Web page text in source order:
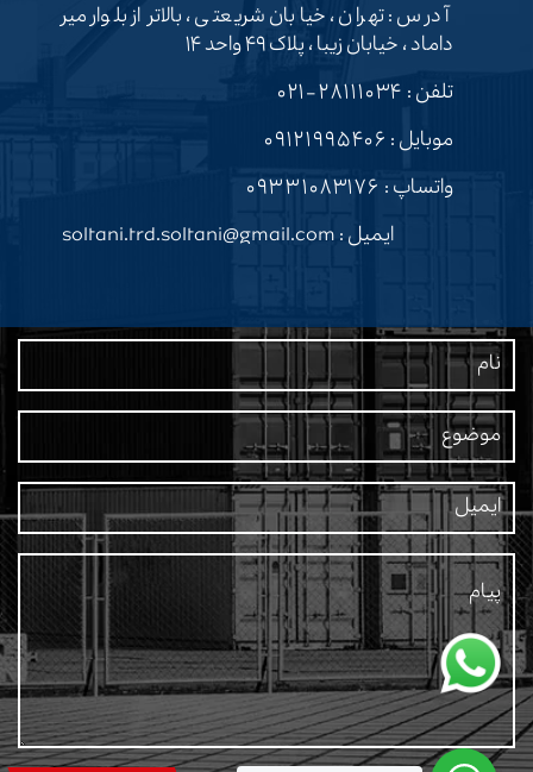
آدرس : تهران ، خیابان شریعتی ، بالاتر از بلوار میر
داماد ، خیابان زیبا ، پلاک ۴۹ واحد ۱۴
تلفن : ۲۸۱۱۱۰۳۴-۰۲۱
موبایل : ۰۹۱۲۱۹۹۵۴۰۶
واتساپ : ۰۹۳۳۱۰۸۳۱۷۶
ایمیل : soltani.trd.soltani@gmail.com